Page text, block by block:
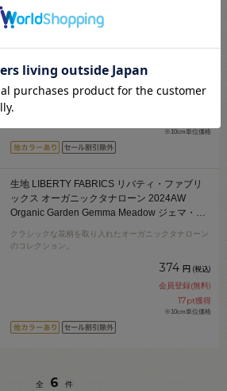
ックス オーガニックタナローン 2024AW
ル・ディ（24-157J922） 24CU.レッド
のコレクション。
374 円(税込)
※10cm単位価格
生地 LIBERTY FABRICS リバティ・ファブリ
ックス オーガニックタナローン 2024AW
Organic Garden Gemma Meadow ジェマ・メ
09Ac04j
クラシックな花柄を取り入れたオーガニックタナローン
のコレクション。
374 円 (税込)
会員登録(無料)
17pt獲得
※10cm単位価格
全 6 件